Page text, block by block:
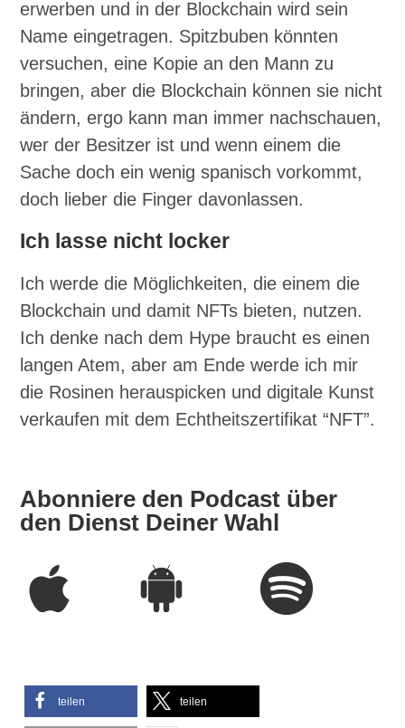
erwerben und in der Blockchain wird sein
Name eingetragen. Spitzbuben könnten
versuchen, eine Kopie an den Mann zu
bringen, aber die Blockchain können sie nicht
ändern, ergo kann man immer nachschauen,
wer der Besitzer ist und wenn einem die
Sache doch ein wenig spanisch vorkommt,
doch lieber die Finger davonlassen.
Ich lasse nicht locker
Ich werde die Möglichkeiten, die einem die
Blockchain und damit NFTs bieten, nutzen.
Ich denke nach dem Hype braucht es einen
langen Atem, aber am Ende werde ich mir
die Rosinen herauspicken und digitale Kunst
verkaufen mit dem Echtheitszertifikat “NFT”.
Abonniere den Podcast über
den Dienst Deiner Wahl
teilen teilen